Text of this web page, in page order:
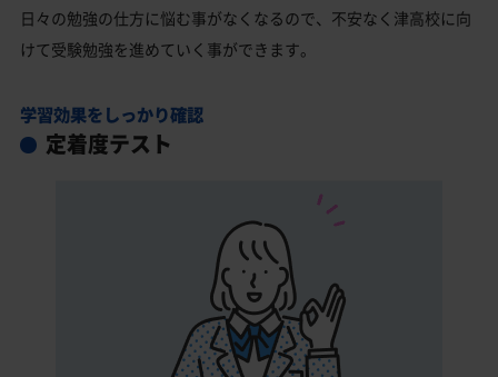
日々の勉強の仕方に悩む事がなくなるので、不安なく津高校に向
けて受験勉強を進めていく事ができます。
学習効果をしっかり確認
定着度テスト